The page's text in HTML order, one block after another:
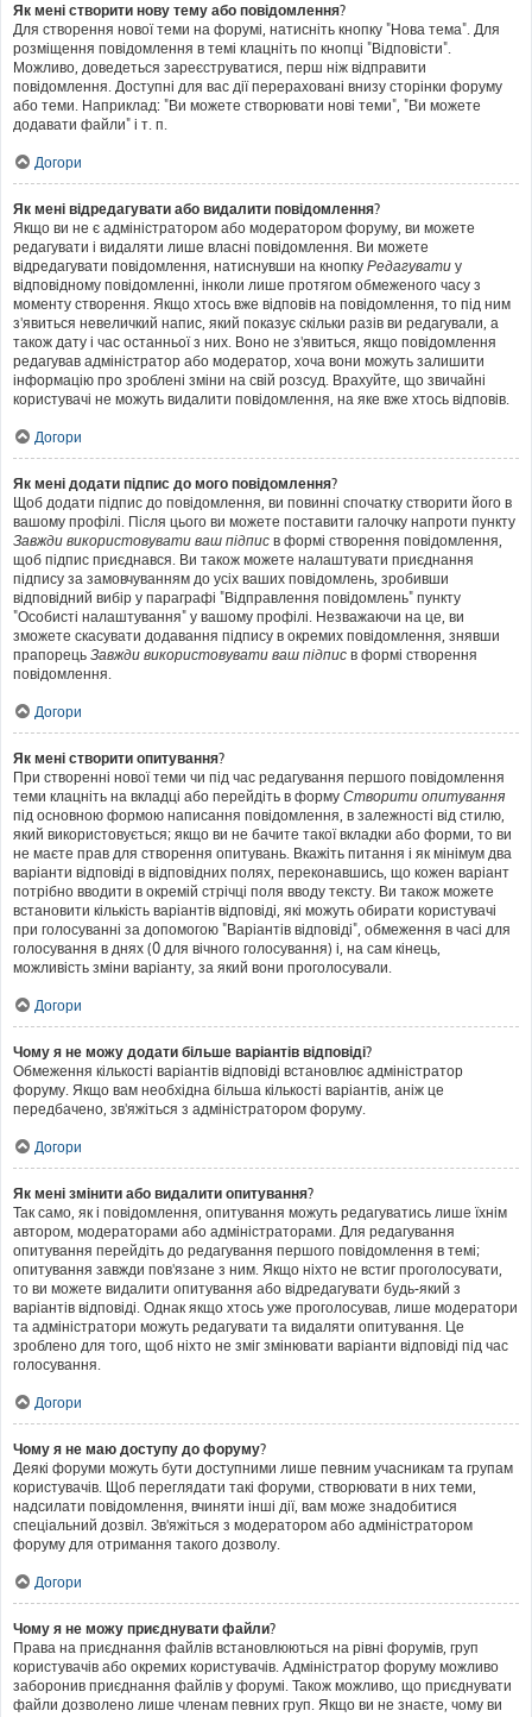
Як мені створити нову тему або повідомлення?
Для створення нової теми на форумі, натисніть кнопку "Нова тема". Для
розміщення повідомлення в темі клацніть по кнопці "Відповісти".
Можливо, доведеться зареєструватися, перш ніж відправити
повідомлення. Доступні для вас дії перераховані внизу сторінки форуму
або теми. Наприклад: "Ви можете створювати нові теми", "Ви можете
додавати файли" і т. п.
Догори
Як мені відредагувати або видалити повідомлення?
Якщо ви не є адміністратором або модератором форуму, ви можете
редагувати і видаляти лише власні повідомлення. Ви можете
відредагувати повідомлення, натиснувши на кнопку Редагувати у
відповідному повідомленні, інколи лише протягом обмеженого часу з
моменту створення. Якщо хтось вже відповів на повідомлення, то під ним
з'явиться невеличкий напис, який показує скільки разів ви редагували, а
також дату і час останньої з них. Воно не з'явиться, якщо повідомлення
редагував адміністратор або модератор, хоча вони можуть залишити
інформацію про зроблені зміни на свій розсуд. Врахуйте, що звичайні
користувачі не можуть видалити повідомлення, на яке вже хтось відповів.
Догори
Як мені додати підпис до мого повідомлення?
Щоб додати підпис до повідомлення, ви повинні спочатку створити його в
вашому профілі. Після цього ви можете поставити галочку напроти пункту
Завжди використовувати ваш підпис в формі створення повідомлення,
щоб підпис приєднався. Ви також можете налаштувати приєднання
підпису за замовчуванням до усіх ваших повідомлень, зробивши
відповідний вибір у параграфі "Відправлення повідомлень" пункту
"Особисті налаштування" у вашому профілі. Незважаючи на це, ви
зможете скасувати додавання підпису в окремих повідомлення, знявши
прапорець Завжди використовувати ваш підпис в формі створення
повідомлення.
Догори
Як мені створити опитування?
При створенні нової теми чи під час редагування першого повідомлення
теми клацніть на вкладці або перейдіть в форму Створити опитування
під основною формою написання повідомлення, в залежності від стилю,
який використовується; якщо ви не бачите такої вкладки або форми, то ви
не маєте прав для створення опитувань. Вкажіть питання і як мінімум два
варіанти відповіді в відповідних полях, переконавшись, що кожен варіант
потрібно вводити в окремій стрічці поля вводу тексту. Ви також можете
встановити кількість варіантів відповіді, які можуть обирати користувачі
при голосуванні за допомогою "Варіантів відповіді", обмеження в часі для
голосування в днях (0 для вічного голосування) і, на сам кінець,
можливість зміни варіанту, за який вони проголосували.
Догори
Чому я не можу додати більше варіантів відповіді?
Обмеження кількості варіантів відповіді встановлює адміністратор
форуму. Якщо вам необхідна більша кількості варіантів, аніж це
передбачено, зв'яжіться з адміністратором форуму.
Догори
Як мені змінити або видалити опитування?
Так само, як і повідомлення, опитування можуть редагуватись лише їхнім
автором, модераторами або адміністраторами. Для редагування
опитування перейдіть до редагування першого повідомлення в темі;
опитування завжди пов'язане з ним. Якщо ніхто не встиг проголосувати,
то ви можете видалити опитування або відредагувати будь-який з
варіантів відповіді. Однак якщо хтось уже проголосував, лише модератори
та адміністратори можуть редагувати та видаляти опитування. Це
зроблено для того, щоб ніхто не зміг змінювати варіанти відповіді під час
голосування.
Догори
Чому я не маю доступу до форуму?
Деякі форуми можуть бути доступними лише певним учасникам та групам
користувачів. Щоб переглядати такі форуми, створювати в них теми,
надсилати повідомлення, вчиняти інші дії, вам може знадобитися
спеціальний дозвіл. Зв'яжіться з модератором або адміністратором
форуму для отримання такого дозволу.
Догори
Чому я не можу приєднувати файли?
Права на приєднання файлів встановлюються на рівні форумів, груп
користувачів або окремих користувачів. Адміністратор форуму можливо
заборонив приєднання файлів у форумі. Також можливо, що приєднувати
файли дозволено лише членам певних груп. Якщо ви не знаєте, чому ви